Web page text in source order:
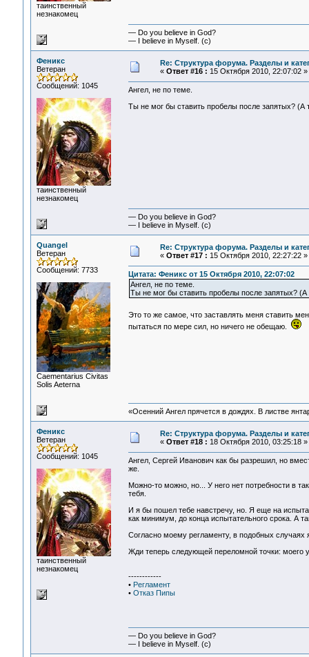
таинственный
незнакомец
— Do you believe in God?
— I believe in Myself. (c)
Феникс
Ветеран
Сообщений: 1045
таинственный
незнакомец
Re: Структура форума. Разделы и
« Ответ #16 : 15 Октября 2010, 22:07:02 »
Ангел, не по теме.
Ты не мог бы ставить пробелы после запятых? (А
— Do you believe in God?
— I believe in Myself. (c)
Quangel
Ветеран
Сообщений: 7733
Сaementarius Civitas
Solis Aeterna
Re: Структура форума. Разделы и
« Ответ #17 : 15 Октября 2010, 22:27:22 »
Цитата: Феникс от 15 Октября 2010, 22:07:02
Ангел, не по теме.
Ты не мог бы ставить пробелы после запятых? (А
Это то же самое, что заставлять меня ставить
пытаться по мере сил, но ничего не обещаю.
«Осенний Ангел прячется в дождях. В листве
Феникс
Ветеран
Сообщений: 1045
таинственный
незнакомец
Re: Структура форума. Разделы и
« Ответ #18 : 18 Октября 2010, 03:25:18 »
Ангел, Сергей Иванович как бы разрешил, но
же.
Можно-то можно, но... У него нет потребности в
тебя.
И я бы пошел тебе навстречу, но. Я еще на
как минимум, до конца испытательного срока. А
Согласно моему регламенту, в подобных случаях
Жди теперь следующей переломной точки: моего
------------
• Регламент
• Отказ Пипы
— Do you believe in God?
— I believe in Myself. (c)